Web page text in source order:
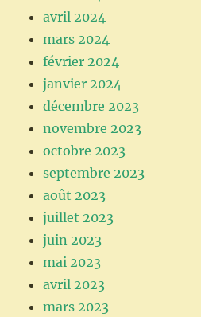
avril 2024
mars 2024
février 2024
janvier 2024
décembre 2023
novembre 2023
octobre 2023
septembre 2023
août 2023
juillet 2023
juin 2023
mai 2023
avril 2023
mars 2023